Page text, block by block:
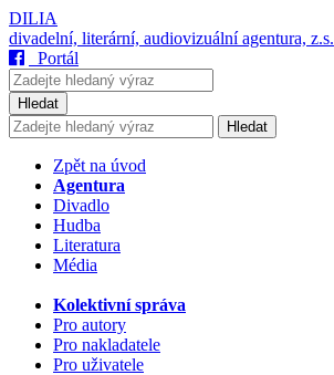
DILIA
divadelní, literární, audiovizuální agentura, z.s.
Portál
Hledat
Hledat
Zpět na úvod
Agentura
Divadlo
Hudba
Literatura
Média
Kolektivní správa
Pro autory
Pro nakladatele
Pro uživatele